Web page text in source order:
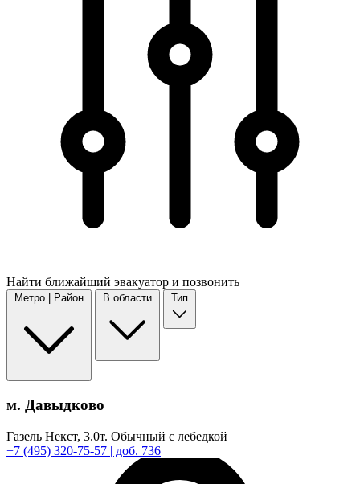
Найти ближайший эвакуатор и позвонить
Метро | Район В области Тип
м. Давыдково
Газель Некст, 3.0т. Обычный с лебедкой
+7 (495) 320-75-57 | доб. 736